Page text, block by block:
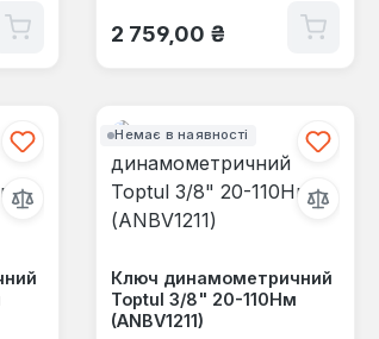
Звичайна ціна:
2 759,00 ₴
Немає в наявності
Ключ динамометричний
Toptul 3/8" 20-110Нм
(ANBV1211)